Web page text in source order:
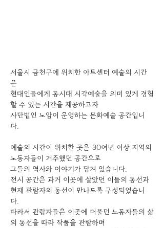
서울시 금천구에 위치한 아트센터 예술의 시간
은
현대인들에게 동시대 시각예술을 의미 있게 경험
할 수 있는 시간을 제공하고자
사단법인 노암이 운영하는 문화예술 공간입니
다.
예술의 시간이 위치한 곳은 30여년 이상 지역의
노동자들이 거주했던 공간으로
그들의 역사와 이야기가 담겨 있습니다.
전시 공간은 과거 이곳에 살았던 이들의 동선과
현재 관람자의 동선이 만나도록 구성되었습니
다.
따라서 관람자들은 이곳에 머물던 노동자들의 삶
의 동선을 따라 작품을 관람하며